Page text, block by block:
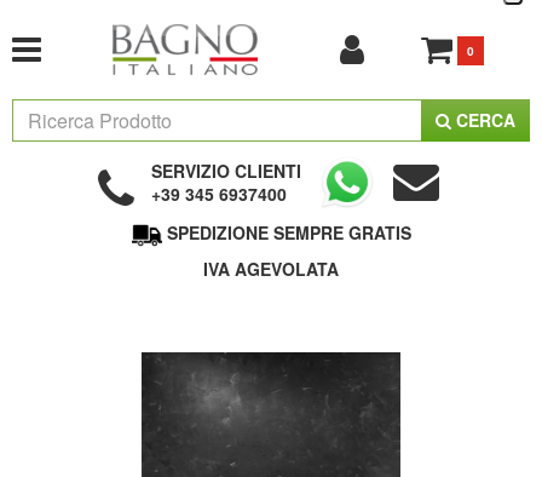
0
CERCA
SERVIZIO CLIENTI
+39 345 6937400
SPEDIZIONE SEMPRE GRATIS
IVA AGEVOLATA